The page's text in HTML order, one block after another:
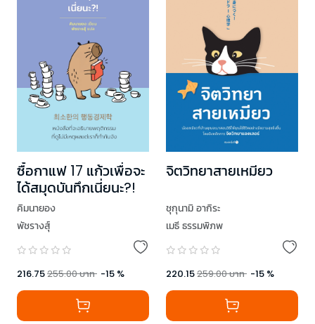
ซื้อกาแฟ 17 แก้วเพื่อจะ
ได้สมุดบันทึกเนี่ยนะ?!
คิมนายอง
พัชรางสุ์
216.75255.00บาท -15 %
จิตวิทยาสายเหมียว
ชุกุนามิ อากิระ
เมธี ธรรมพิภพ
220.15259.00บาท -15 %